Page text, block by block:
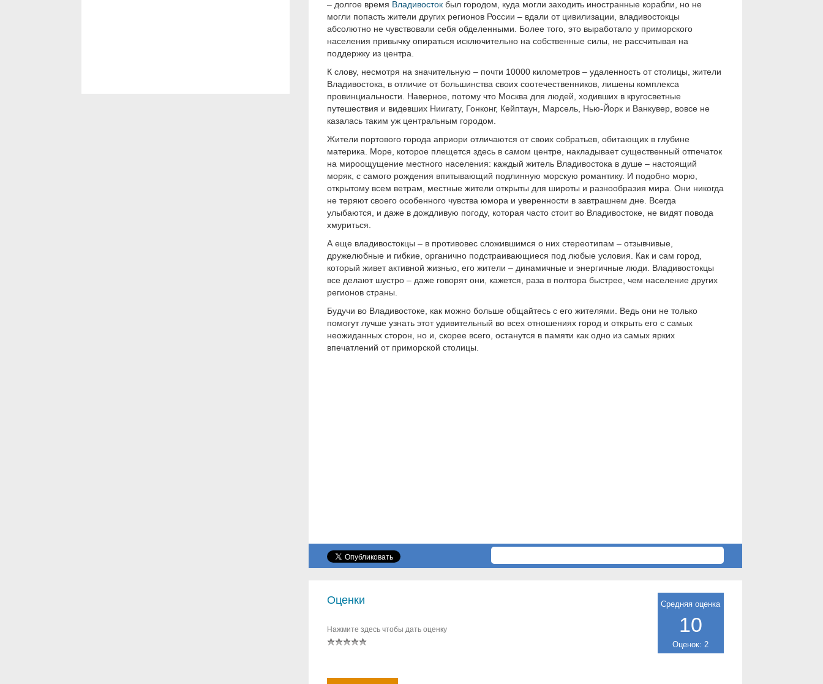
– долгое время Владивостокбыл городом, куда могли заходить иностранные корабли, но не
могли попасть жители других регионов России – вдали от цивилизации, владивостокцы
абсолютно не чувствовали себя обделенными. Более того, это выработало у приморского
населения привычку опираться исключительно на собственные силы, не рассчитывая на
поддержку из центра.
К слову, несмотря на значительную – почти 10000 километров – удаленность от столицы, жители
Владивостока, в отличие от большинства своих соотечественников, лишены комплекса
провинциальности. Наверное, потому что Москва для людей, ходивших в кругосветные
путешествия и видевших Ниигату, Гонконг, Кейптаун, Марсель, Нью-Йорк и Ванкувер, вовсе не
казалась таким уж центральным городом.
Жители портового города априори отличаются от своих собратьев, обитающих в глубине
материка. Море, которое плещется здесь в самом центре, накладывает существенный отпечаток
на мироощущение местного населения: каждый житель Владивостока в душе – настоящий
моряк, с самого рождения впитывающий подлинную морскую романтику. И подобно морю,
открытому всем ветрам, местные жители открыты для широты и разнообразия мира. Они никогда
не теряют своего особенного чувства юмора и уверенности в завтрашнем дне. Всегда
улыбаются, и даже в дождливую погоду, которая часто стоит во Владивостоке, не видят повода
хмуриться.
А еще владивостокцы – в противовес сложившимся о них стереотипам – отзывчивые,
дружелюбные и гибкие, органично подстраивающиеся под любые условия. Как и сам город,
который живет активной жизнью, его жители – динамичные и энергичные люди. Владивостокцы
все делают шустро – даже говорят они, кажется, раза в полтора быстрее, чем население других
регионов страны.
Будучи во Владивостоке, как можно больше общайтесь с его жителями. Ведь они не только
помогут лучше узнать этот удивительный во всех отношениях город и открыть его с самых
неожиданных сторон, но и, скорее всего, останутся в памяти как одно из самых ярких
впечатлений от приморской столицы.
Средняя оценка
10
Оценок: 2
Оценки
Нажмите здесь чтобы дать оценку